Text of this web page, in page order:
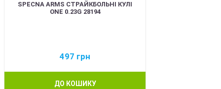
SPECNA ARMS СТРАЙКБОЛЬНІ КУЛІ
ONE 0.23G 28194
497 грн
ДО КОШИКУ